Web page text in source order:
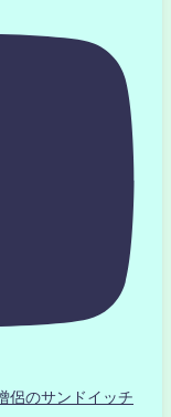
侶のサンドイッチ